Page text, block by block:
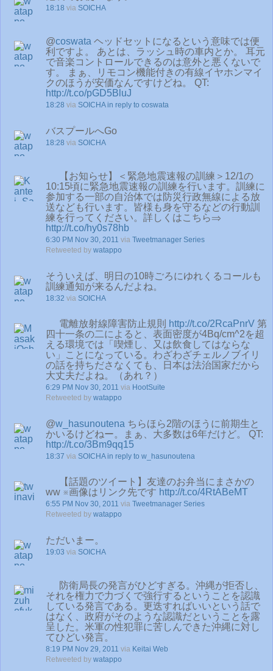
18:18 via SOICHA
@coswata ヘッドセットになるという意味では便
利ですよ。 あとは、ラッシュ時の車内とか。 耳元
で音楽コントロールできるのは意外と悪くないで
す。 まぁ、リモコン機能付きの有線イヤホンマイ
クのほうが安価なんですけどね。 QT:
http://t.co/pGD5BluJ
18:28 via SOICHA in reply to coswata
バスプールへGo
18:28 via SOICHA
【お知らせ】＜緊急地震速報の訓練＞12/1の
10:15頃に緊急地震速報の訓練を行います。訓練に
参加する一部の自治体では防災行政無線による放
送なども行います。皆様も身を守るなどの行動訓
練を行ってください。詳しくはこちら⇒
http://t.co/hy0s78hb
6:30 PM Nov 30, 2011 via Tweetmanager Series
Retweeted by watappo
そういえば、明日の10時ごろにゆれくるコールも
訓練通知が来るんだよね。
18:32 via SOICHA
電離放射線障害防止規則 http://t.co/2RcaPnrV 第
四十一条の二によると、表面密度が4Bq/cm^2を超
える環境では「喫煙し、又は飲食してはならな
い」ことになっている。わざわざチェルノブイリ
の話を持ちださなくても、日本は法治国家だから
大丈夫だよね。（あれ？）
6:29 PM Nov 30, 2011 via HootSuite
Retweeted by watappo
@w_hasunoutena ちらほら2階のほうに前期生と
かいるけどねー。まぁ、大多数は6年だけど。 QT:
http://t.co/3Bm9qq15
18:37 via SOICHA in reply to w_hasunoutena
【話題のツイート】友達のお弁当にまさかの
ww ※画像はリンク先です http://t.co/4RtABeMT
6:55 PM Nov 30, 2011 via Tweetmanager Series
Retweeted by watappo
ただいまー。
19:03 via SOICHA
防衛局長の発言がひどすぎる。沖縄が拒否し、
それを権力で力づくで強行するということを認識
している発言である。更迭すればいいという話で
はなく、政府がそのような認識だということを露
呈した。米軍の性犯罪に苦しんできた沖縄に対し
てひどい発言。
8:19 PM Nov 29, 2011 via Keitai Web
Retweeted by watappo